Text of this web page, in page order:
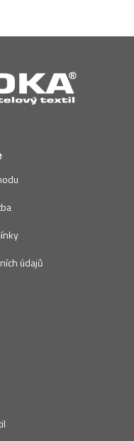
údajů